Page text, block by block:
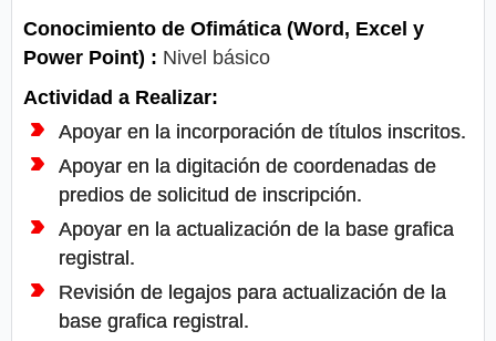
Conocimiento de Ofimática (Word, Excel y
Power Point) : Nivel básico
Actividad a Realizar:
Apoyar en la incorporación de títulos inscritos.
Apoyar en la digitación de coordenadas de
predios de solicitud de inscripción.
Apoyar en la actualización de la base grafica
registral.
Revisión de legajos para actualización de la
base grafica registral.